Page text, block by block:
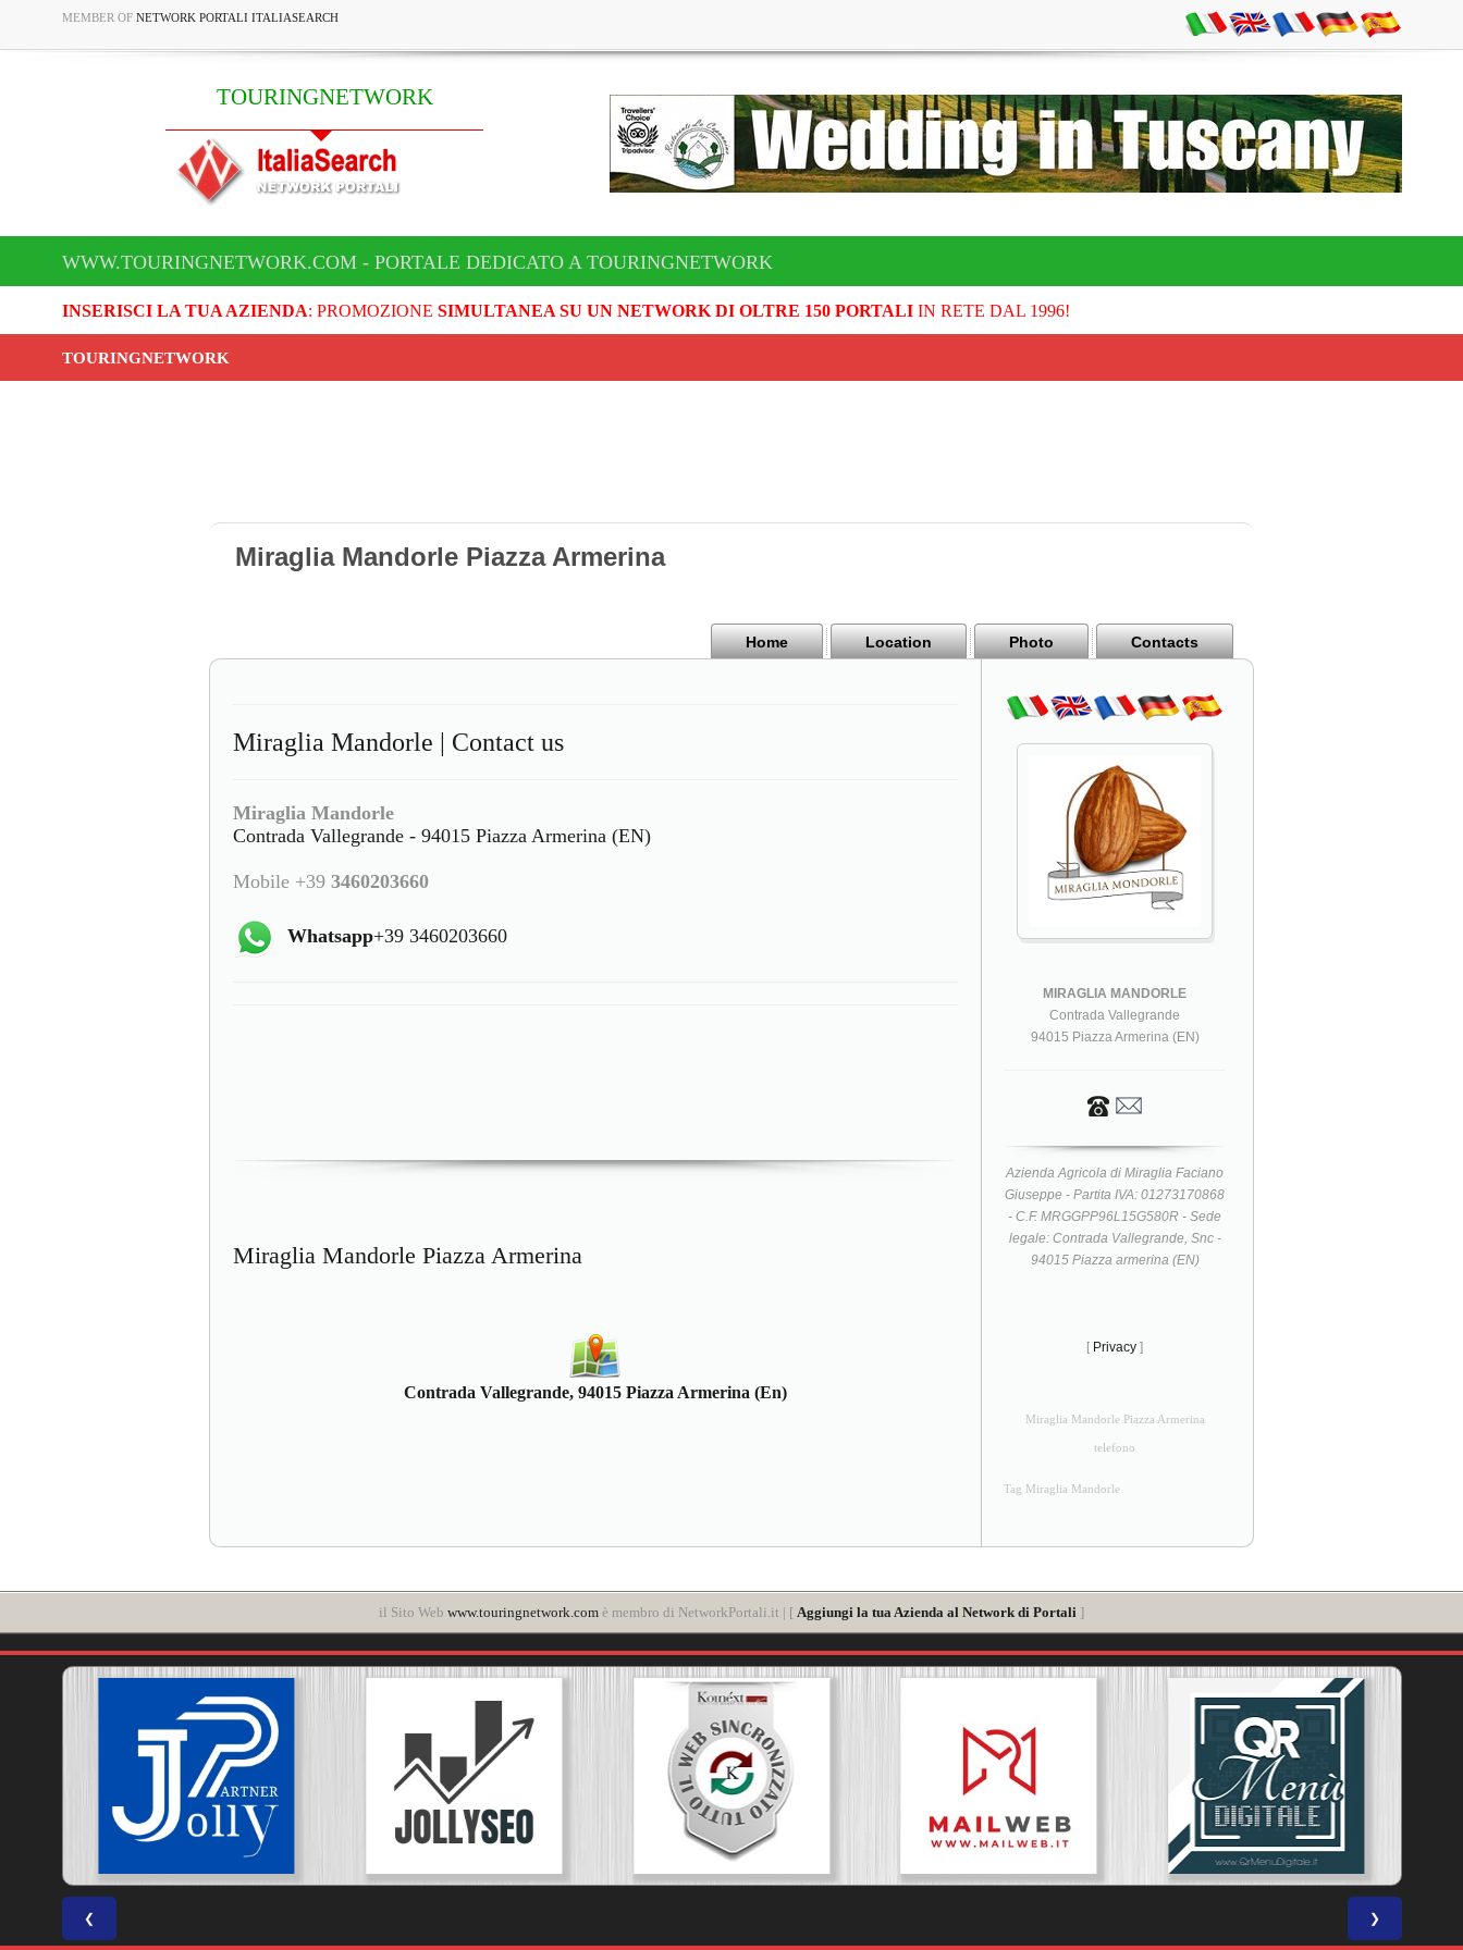
MEMBER OF NETWORK PORTALI ITALIASEARCH
TOURINGNETWORK
WWW.TOURINGNETWORK.COM - PORTALE DEDICATO A TOURINGNETWORK
INSERISCI LA TUA AZIENDA: PROMOZIONE SIMULTANEA SU UN NETWORK DI OLTRE 150 PORTALIIN RETE DAL 1996!
TOURINGNETWORK
Miraglia Mandorle Piazza Armerina
Home Location Photo Contacts
Miraglia Mandorle | Contact us
Miraglia Mandorle
Contrada Vallegrande - 94015 Piazza Armerina (EN)
Mobile +39 3460203660
Whatsapp+39 3460203660
Miraglia Mandorle Piazza Armerina
Contrada Vallegrande, 94015 Piazza Armerina (En)
MIRAGLIA MANDORLE
Contrada Vallegrande
94015 Piazza Armerina (EN)
Azienda Agricola di Miraglia Faciano
Giuseppe - Partita IVA: 01273170868
- C.F. MRGGPP96L15G580R - Sede
legale: Contrada Vallegrande, Snc -
94015 Piazza armerina (EN)
[ Privacy ]
Miraglia Mandorle Piazza Armerina
telefono
Tag Miraglia Mandorle
il Sito Web www.touringnetwork.com è membro di NetworkPortali.it | [ Aggiungi la tua Azienda al Network di Portali ]
❮ ❯